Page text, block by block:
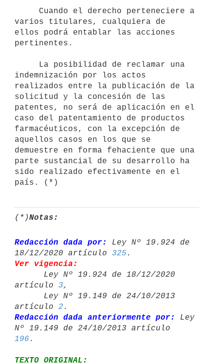
varios titulares, cualquiera de
ellos podrá entablar las acciones
pertinentes.
indemnización por los actos
realizados entre la publicación de la
solicitud y la concesión de las
patentes, no será de aplicación en el
caso del patentamiento de productos
farmacéuticos, con la excepción de
aquellos casos en los que se
demuestre en forma fehaciente que una
parte sustancial de su desarrollo ha
sido realizado efectivamente en el
país. (*)
(*)Notas:
Redacción dada por:
Ley Nº 19.924 de
18/12/2020 artículo 325
Ver vigencia:
artículo 3,
artículo 2
Redacción dada anteriormente por:
Ley
Nº 19.149 de 24/10/2013 artículo
196
TEXTO ORIGINAL: